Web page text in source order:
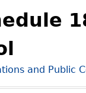
and Public